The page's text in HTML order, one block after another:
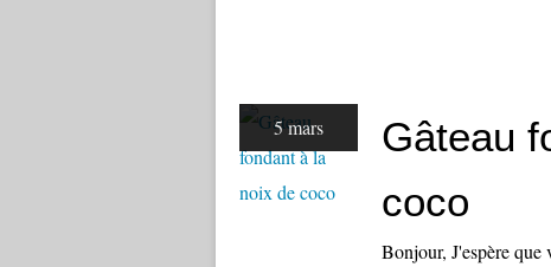
5 mars
Gâteau
coco
Bonjour, J'espère